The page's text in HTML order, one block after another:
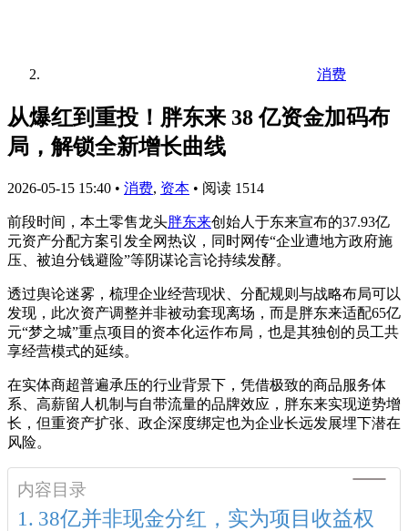
消费
从爆红到重投！胖东来 38 亿资金加码布
局，解锁全新增长曲线
2026-05-15 15:40 • 消费, 资本 • 阅读 1514
前段时间，本土零售龙头胖东来创始人于东来宣布的37.93亿
元资产分配方案引发全网热议，同时网传“企业遭地方政府施
压、被迫分钱避险”等阴谋论言论持续发酵。
透过舆论迷雾，梳理企业经营现状、分配规则与战略布局可以
发现，此次资产调整并非被动套现离场，而是胖东来适配65亿
元“梦之城”重点项目的资本化运作布局，也是其独创的员工共
享经营模式的延续。
在实体商超普遍承压的行业背景下，凭借极致的商品服务体
系、高薪留人机制与自带流量的品牌效应，胖东来实现逆势增
长，但重资产扩张、政企深度绑定也为企业长远发展埋下潜在
风险。
内容目录
38亿并非现金分红，实为项目收益权